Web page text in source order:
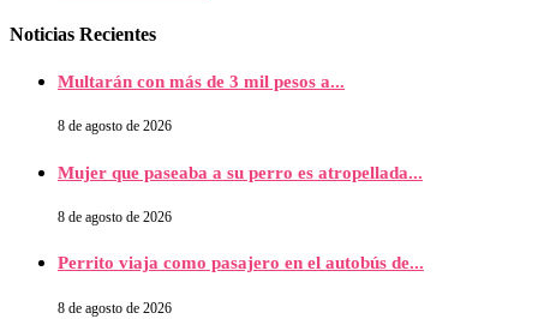
Noticias Recientes
Multarán con más de 3 mil pesos a...
8 de agosto de 2026
Mujer que paseaba a su perro es atropellada...
8 de agosto de 2026
Perrito viaja como pasajero en el autobús de...
8 de agosto de 2026